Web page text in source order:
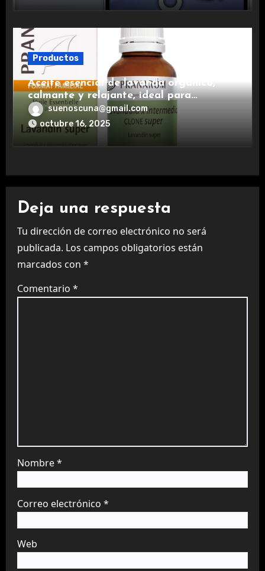
Productos
Aceite esencial de lavanda orgánico,
calmante y relajante, ideal para
aromaterapia.
suenoscuna@gmail.com
octubre 16, 2025
Deja una respuesta
Tu dirección de correo electrónico no será
publicada. Los campos obligatorios están
marcados con *
Comentario *
Nombre*
Correo electrónico *
Web